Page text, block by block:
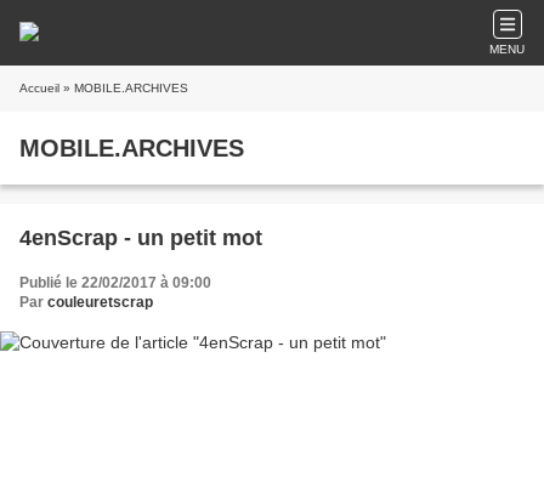
MENU
Accueil » MOBILE.ARCHIVES
MOBILE.ARCHIVES
4enScrap - un petit mot
Publié le 22/02/2017 à 09:00
Par couleuretscrap